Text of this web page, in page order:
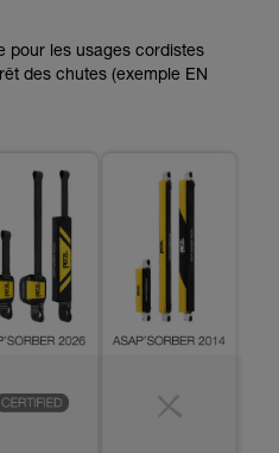
pour les usages cordistes
des chutes (exemple EN